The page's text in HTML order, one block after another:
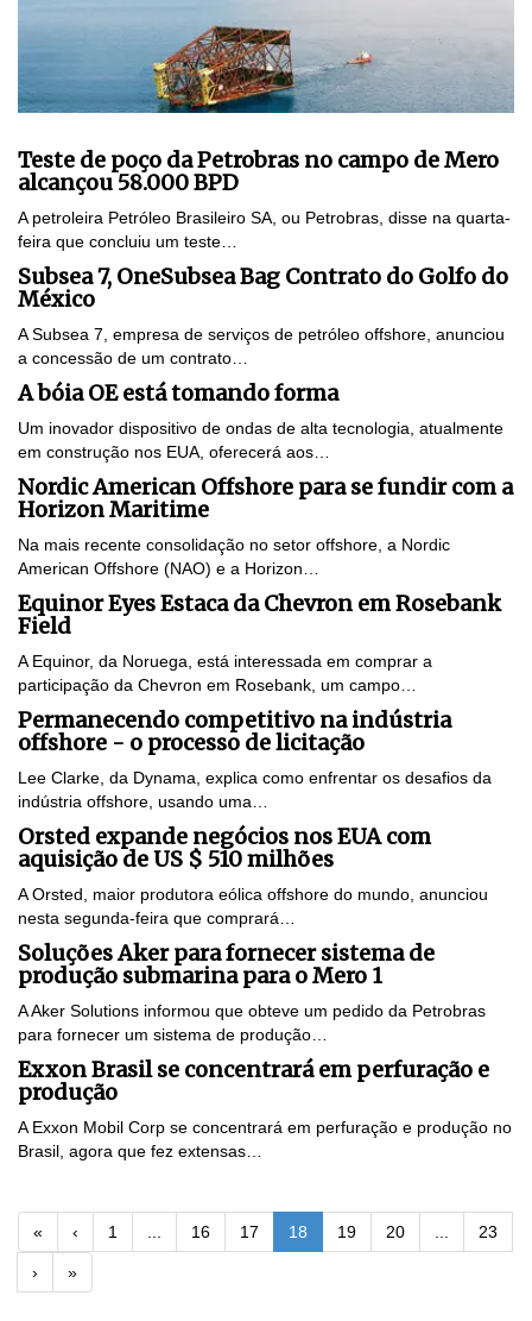
Teste de poço da Petrobras no campo de Mero
alcançou 58.000 BPD
A petroleira Petróleo Brasileiro SA, ou Petrobras, disse na quarta-
feira que concluiu um teste…
Subsea 7, OneSubsea Bag Contrato do Golfo do
México
A Subsea 7, empresa de serviços de petróleo offshore, anunciou
a concessão de um contrato…
A bóia OE está tomando forma
Um inovador dispositivo de ondas de alta tecnologia, atualmente
em construção nos EUA, oferecerá aos…
Nordic American Offshore para se fundir com a
Horizon Maritime
Na mais recente consolidação no setor offshore, a Nordic
American Offshore (NAO) e a Horizon…
Equinor Eyes Estaca da Chevron em Rosebank
Field
A Equinor, da Noruega, está interessada em comprar a
participação da Chevron em Rosebank, um campo…
Permanecendo competitivo na indústria
offshore - o processo de licitação
Lee Clarke, da Dynama, explica como enfrentar os desafios da
indústria offshore, usando uma…
Orsted expande negócios nos EUA com
aquisição de US $ 510 milhões
A Orsted, maior produtora eólica offshore do mundo, anunciou
nesta segunda-feira que comprará…
Soluções Aker para fornecer sistema de
produção submarina para o Mero 1
A Aker Solutions informou que obteve um pedido da Petrobras
para fornecer um sistema de produção…
Exxon Brasil se concentrará em perfuração e
produção
A Exxon Mobil Corp se concentrará em perfuração e produção no
Brasil, agora que fez extensas…
« ‹ 1 16 17 18 19 20 23
› »